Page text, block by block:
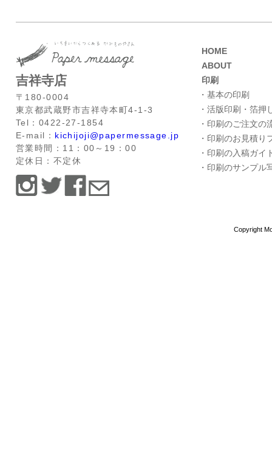
吉祥寺店
〒180-0004
東京都武蔵野市吉祥寺本町4-1-3
Tel：0422-27-1854
E-mail： kichijoji@papermessage.jp
営業時間：11：00～19：00
定休日：不定休
HOME
ABOUT
印刷
・基本の印刷
・活版印刷・箔押
・印刷のご注文の
・印刷のお見積り
・印刷の入稿ガイ
・印刷のサンプル
Copyright